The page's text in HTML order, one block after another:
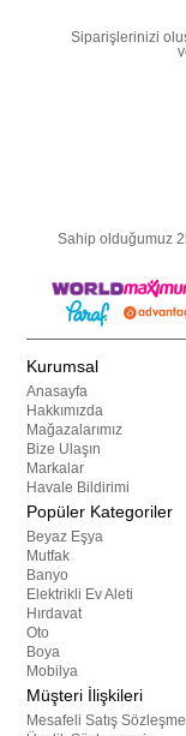
Siparişlerinizi
Sahip olduğumuz
Kurumsal
Anasayfa
Hakkımızda
Mağazalarımız
Bize Ulaşın
Markalar
Havale Bildirimi
Popüler Kategoriler
Beyaz Eşya
Mutfak
Banyo
Elektrikli Ev Aleti
Hırdavat
Oto
Boya
Mobilya
Müşteri İlişkileri
Mesafeli Satış